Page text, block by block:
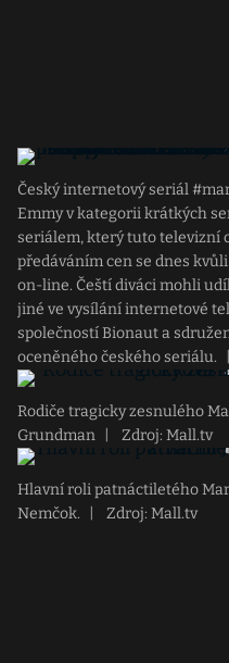
Český internetový seriál
Emmy v kategorii krátkých
seriálem, který tuto televizní
předáváním cen se dnes
on-line. Čeští diváci mohli
jiné ve vysílání internetové
společností Bionaut a
oceněného českého seriálu.
Rodiče tragicky zesnulého
Grundman
Zdroj: Mall.tv
Hlavní roli patnáctiletého
Nemčok.
Zdroj: Mall.tv